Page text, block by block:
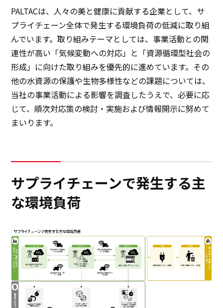
企業情報
IR情報
IR情報
サステナビリティ
イノベーション
イノベーション
ニュース
マッチングサービス
環境
社会
ガバナンス
マルチステークホルダー方針
PALTACは、人々の美と健康に貢献する企業として、サ
プライチェーン全体で発生する環境負荷の低減に取り組
んでいます。取り組みテーマとしては、事業活動との関
連性が高い「気候変動への対応」と「資源循環型社会の
形成」に向けた取り組みを優先的に進めています。その
他の水資源の保護や生物多様性などの課題については、
当社の事業活動による影響を調査したうえで、必要に応
じて、順次対応策の検討・実施および情報開示に努めて
まいります。
サプライチェーンで発生する主
な環境負荷